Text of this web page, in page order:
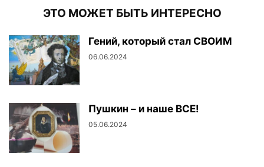
ЭТО МОЖЕТ БЫТЬ ИНТЕРЕСНО
Гений, который стал СВОИМ
06.06.2024
Пушкин – и наше ВСЕ!
05.06.2024